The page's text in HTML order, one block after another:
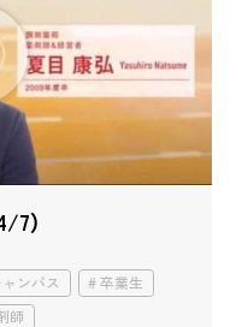
7）
ンパス
卒業生
師